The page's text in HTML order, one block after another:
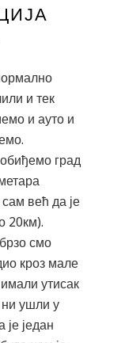
и тек
и ауто и
град
већ да је
20км).
смо
кроз мале
утисак
ушли у
је један